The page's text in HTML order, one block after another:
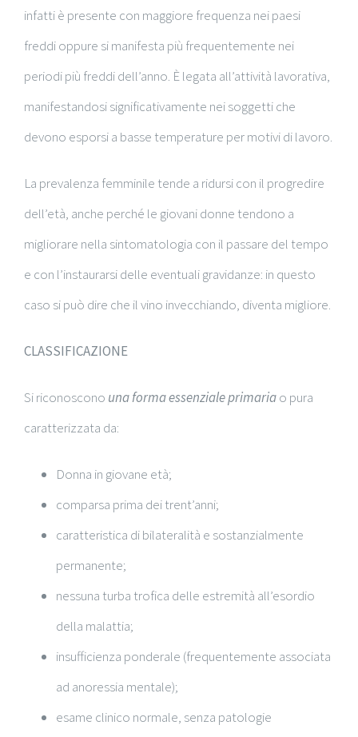
infatti è presente con maggiore frequenza nei paesi
freddi oppure si manifesta più frequentemente nei
periodi più freddi dell’anno. È legata all’attività lavorativa,
manifestandosi significativamente nei soggetti che
devono esporsi a basse temperature per motivi di lavoro.
La prevalenza femminile tende a ridursi con il progredire
dell’età, anche perché le giovani donne tendono a
migliorare nella sintomatologia con il passare del tempo
e con l’instaurarsi delle eventuali gravidanze: in questo
caso si può dire che il vino invecchiando, diventa migliore.
CLASSIFICAZIONE
Si riconoscono una forma essenzialeprimariao pura
caratterizzata da:
Donna in giovane età;
comparsa prima dei trent’anni;
caratteristica di bilateralità e sostanzialmente
permanente;
nessuna turba trofica delle estremità all’esordio
della malattia;
insufficienza ponderale (frequentemente associata
ad anoressia mentale);
esame clinico normale, senza patologie